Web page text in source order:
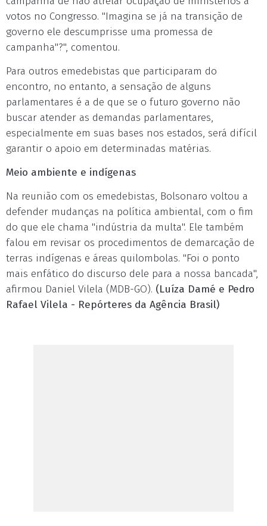
votos no Congresso. "Imagina se já na transição de
governo ele descumprisse uma promessa de
campanha"?", comentou.
Para outros emedebistas que participaram do
encontro, no entanto, a sensação de alguns
parlamentares é a de que se o futuro governo não
buscar atender as demandas parlamentares,
especialmente em suas bases nos estados, será difícil
garantir o apoio em determinadas matérias.
Meio ambiente e indígenas
Na reunião com os emedebistas, Bolsonaro voltou a
defender mudanças na política ambiental, com o fim
do que ele chama "indústria da multa". Ele também
falou em revisar os procedimentos de demarcação de
terras indígenas e áreas quilombolas. "Foi o ponto
mais enfático do discurso dele para a nossa bancada",
afirmou Daniel Vilela (MDB-GO). (Luíza Damé e Pedro
Rafael Vilela - Repórteres da Agência Brasil)